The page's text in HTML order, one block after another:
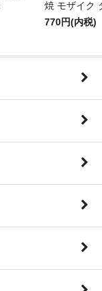
焼 モザイク
770円(内税)